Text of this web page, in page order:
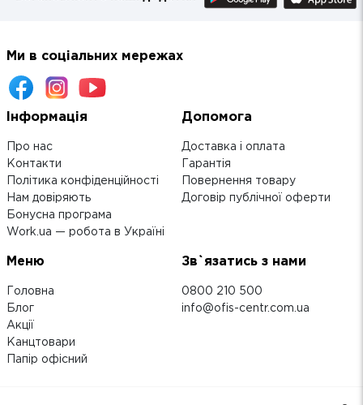
Ми в соціальних мережах
Інформація
Про нас
Контакти
Політика конфіденційності
Нам довіряють
Бонусна програма
Work.ua — робота в Україні
Допомога
Доставка і оплата
Гарантія
Повернення товару
Договір публічної оферти
Меню
Головна
Блог
Акції
Канцтовари
Папір офісний
Зв`язатись з нами
0800 210 500
info@ofis-centr.com.ua